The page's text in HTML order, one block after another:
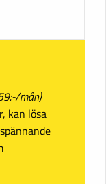
mån)
kan lösa